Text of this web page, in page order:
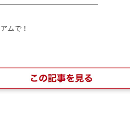
ムで！